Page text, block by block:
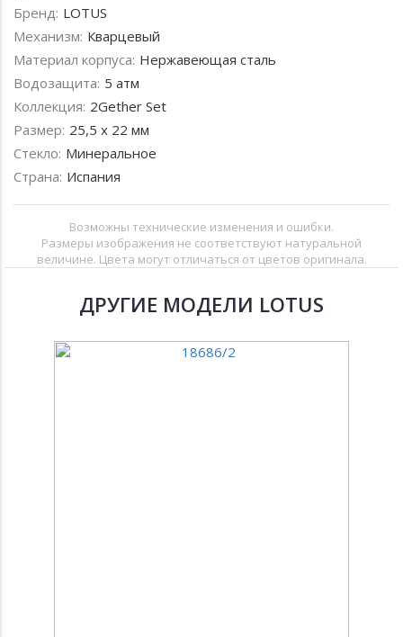
Бренд: LOTUS
Механизм: Кварцевый
Материал корпуса: Нержавеющая сталь
Водозащита: 5 атм
Коллекция: 2Gether Set
Размер: 25,5 х 22 мм
Стекло: Минеральное
Страна: Испания
Возможны технические изменения и ошибки.
Размеры изображения не соответствуют натуральной
величине. Цвета могут отличаться от цветов оригинала.
ДРУГИЕ МОДЕЛИ LOTUS